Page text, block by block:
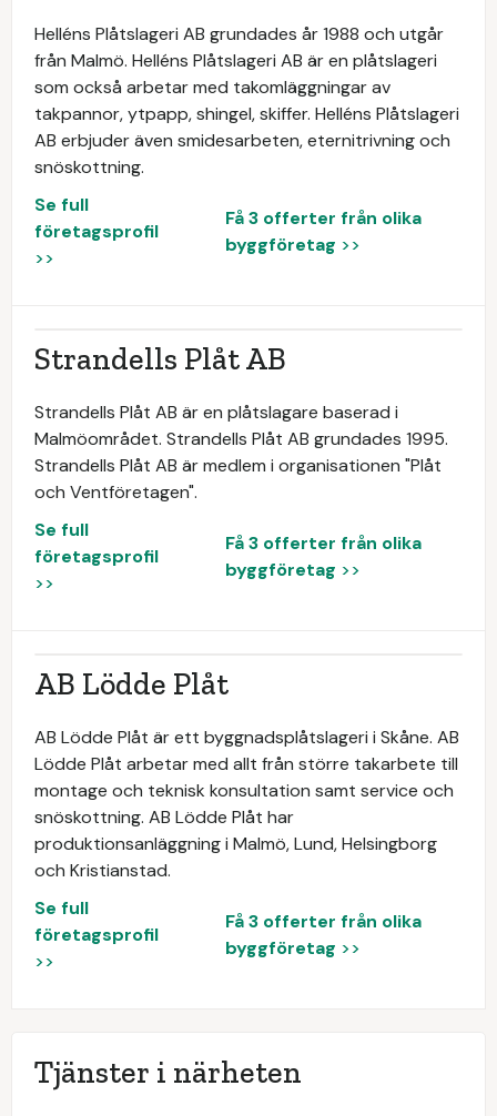
Helléns Plåtslageri AB grundades år 1988 och utgår
från Malmö. Helléns Plåtslageri AB är en plåtslageri
som också arbetar med takomläggningar av
takpannor, ytpapp, shingel, skiffer. Helléns Plåtslageri
AB erbjuder även smidesarbeten, eternitrivning och
snöskottning.
Se full
företagsprofil
>>
Få 3 offerter från olika
byggföretag >>
Strandells Plåt AB
Strandells Plåt AB är en plåtslagare baserad i
Malmöområdet. Strandells Plåt AB grundades 1995.
Strandells Plåt AB är medlem i organisationen "Plåt
och Ventföretagen".
Se full
företagsprofil
>>
Få 3 offerter från olika
byggföretag >>
AB Lödde Plåt
AB Lödde Plåt är ett byggnadsplåtslageri i Skåne. AB
Lödde Plåt arbetar med allt från större takarbete till
montage och teknisk konsultation samt service och
snöskottning. AB Lödde Plåt har
produktionsanläggning i Malmö, Lund, Helsingborg
och Kristianstad.
Se full
företagsprofil
>>
Få 3 offerter från olika
byggföretag >>
Tjänster i närheten